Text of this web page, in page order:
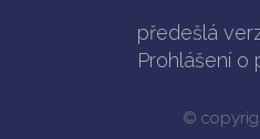
předešlá
Prohlášení o
©